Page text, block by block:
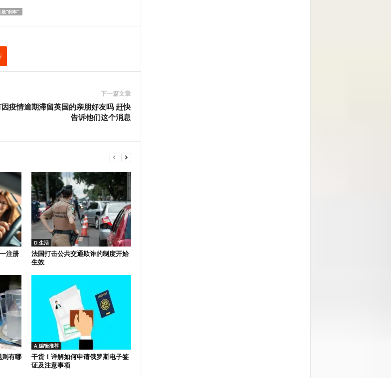
急“刹车”
下一篇文章
疫情逾期滞留英国的亲朋好友吗 赶快
告诉他们这个消息
注册
D.生活
法国打击公共交通欺诈的制度开始
生效
则有哪
A.编辑推荐
干货！详解如何申请俄罗斯电子签
证及注意事项